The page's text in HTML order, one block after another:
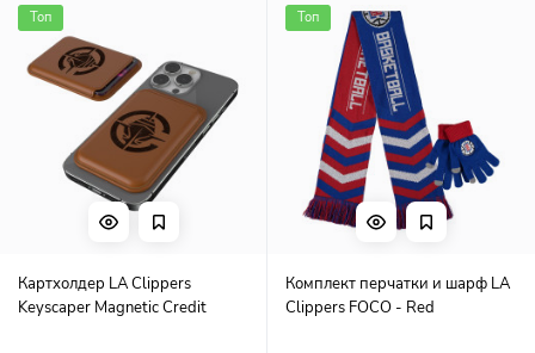
Топ
Картхолдер LA Clippers
Keyscaper Magnetic Credit
Топ
Комплект перчатки и шарф LA
Clippers FOCO - Red